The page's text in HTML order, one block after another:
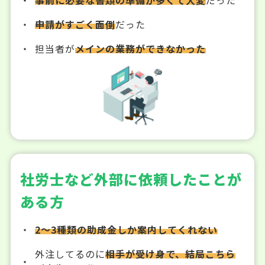
申請がすごく面倒だった
担当者がメインの業務ができなかった
社労士など外部に依頼したことが
ある方
2～3種類の助成金しか案内してくれない
外注してるのに相手が受け身で、結局こちら